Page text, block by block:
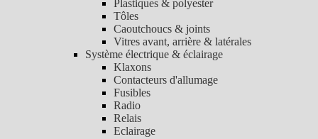
Plastiques & polyester
Tôles
Caoutchoucs & joints
Vitres avant, arrière & latérales
Système électrique & éclairage
Klaxons
Contacteurs d'allumage
Fusibles
Radio
Relais
Eclairage